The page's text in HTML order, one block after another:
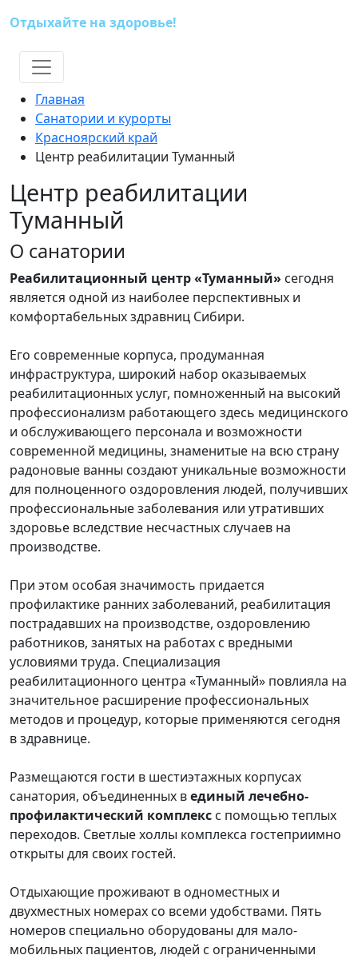
Отдыхайте на здоровье!
Главная
Санатории и курорты
Красноярский край
Центр реабилитации Туманный
Центр реабилитации
Туманный
О санатории
Реабилитационный центр «Туманный» сегодня
является одной из наиболее перспективных и
комфортабельных здравниц Сибири.
Его современные корпуса, продуманная
инфраструктура, широкий набор оказываемых
реабилитационных услуг, помноженный на высокий
профессионализм работающего здесь медицинского
и обслуживающего персонала и возможности
современной медицины, знаменитые на всю страну
радоновые ванны создают уникальные возможности
для полноценного оздоровления людей, получивших
профессиональные заболевания или утративших
здоровье вследствие несчастных случаев на
производстве.
При этом особая значимость придается
профилактике ранних заболеваний, реабилитация
пострадавших на производстве, оздоровлению
работников, занятых на работах с вредными
условиями труда. Специализация
реабилитационного центра «Туманный» повлияла на
значительное расширение профессиональных
методов и процедур, которые применяются сегодня
в здравнице.
Размещаются гости в шестиэтажных корпусах
санатория, объединенных вединый лечебно-
профилактический комплекс с помощью теплых
переходов. Светлые холлы комплекса гостеприимно
открыты для своих гостей.
Отдыхающие проживают в одноместных и
двухместных номерах со всеми удобствами. Пять
номеров специально оборудованы для мало-
мобильных пациентов, людей с ограниченными